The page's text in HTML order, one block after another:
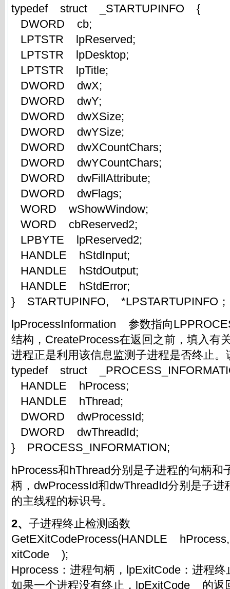
typedef struct _STARTUPINFO {
DWORD cb;
LPTSTR lpReserved;
LPTSTR lpDesktop;
LPTSTR lpTitle;
DWORD dwX;
DWORD dwY;
DWORD dwXSize;
DWORD dwYSize;
DWORD dwXCountChars;
DWORD dwYCountChars;
DWORD dwFillAttribute;
DWORD dwFlags;
WORD wShowWindow;
WORD cbReserved2;
LPBYTE lpReserved2;
HANDLE hStdInput;
HANDLE hStdOutput;
HANDLE hStdError;
} STARTUPINFO, *LPSTARTUPINFO；
lpProcessInformation 参数指向
结构，CreateProcess在返回之前，填入有
进程正是利用该信息监测子进程是否终止。
typedef struct
HANDLE hProcess;
HANDLE hThread;
DWORD dwProcessId;
DWORD dwThreadId;
} PROCESS_INFORMATION;
hProcess和hThread分别是子进程的句柄和
柄，dwProcessId和dwThreadId分别是子进
的主线程的标识号。
2、 子进程终止检测函数
GetEXitCodeProcess(HANDLE
xitCode );
Hprocess：进程句柄，lpExitCode：进程
如果一个进程没有终止，lpExitCode 的返